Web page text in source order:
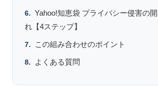
Yahoo!知恵袋 プライバシー侵害の
れ【4ステップ】
この組み合わせのポイント
よくある質問